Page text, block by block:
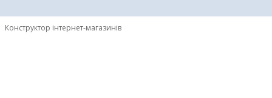
Конструктор інтернет-магазинів